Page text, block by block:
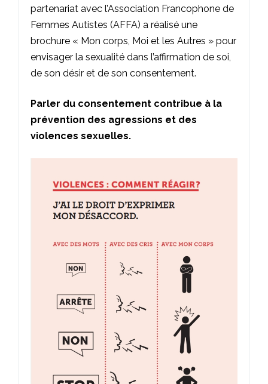
partenariat avec l’Association Francophone de
Femmes Autistes (AFFA) a réalisé une
brochure « Mon corps, Moi et les Autres » pour
envisager la sexualité dans l’affirmation de soi,
de son désir et de son consentement.
Parler du consentement contribue à la
prévention des agressions et des
violences sexuelles.